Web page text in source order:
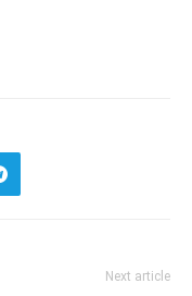
Next article